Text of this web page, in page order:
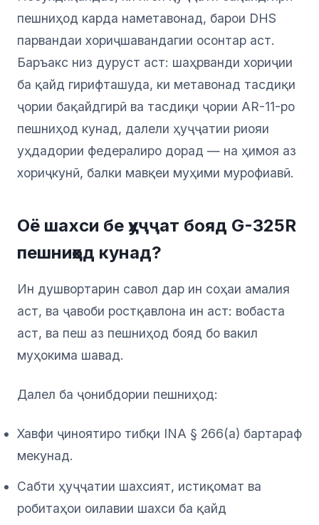
пешниҳод карда наметавонад, барои DHS
парвандаи хориҷшавандагии осонтар аст.
Баръакс низ дуруст аст: шаҳрванди хориҷии
ба қайд гирифташуда, ки метавонад тасдиқи
ҷории бақайдгирӣ ва тасдиқи ҷории AR-11-ро
пешниҳод кунад, далели ҳуҷҷатии риояи
уҳдадории федералиро дорад — на ҳимоя аз
хориҷкунӣ, балки мавқеи муҳими мурофиавӣ.
Оё шахси бе ҳуҷҷат бояд G-325R
пешниҳод кунад?
Ин душвортарин савол дар ин соҳаи амалия
аст, ва ҷавоби ростқавлона ин аст: вобаста
аст, ва пеш аз пешниҳод бояд бо вакил
муҳокима шавад.
Далел ба ҷонибдории пешниҳод:
Хавфи ҷиноятиро тибқи INA § 266(a) бартараф
мекунад.
Сабти ҳуҷҷатии шахсият, истиқомат ва
робитаҳои оилавии шахси ба қайд